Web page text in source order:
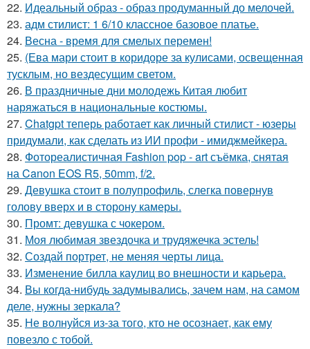
22. Идеальный образ - образ продуманный до мелочей.
23. адм стилист: 1 6/10 классное базовое платье.
24. Весна - время для смелых перемен!
25. (Ева мари стоит в коридоре за кулисами, освещенная
тусклым, но вездесущим светом.
26. В праздничные дни молодежь Китая любит
наряжаться в национальные костюмы.
27. Chatgpt теперь работает как личный стилист - юзеры
придумали, как сделать из ИИ профи - имиджмейкера.
28. Фотореалистичная Fashion pop - art съёмка, снятая
на Canon EOS R5, 50mm, f/2.
29. Девушка стоит в полупрофиль, слегка повернув
голову вверх и в сторону камеры.
30. Промт: девушка с чокером.
31. Моя любимая звездочка и трудяжечка эстель!
32. Создай портрет, не меняя черты лица.
33. Изменение билла каулиц во внешности и карьера.
34. Вы когда-нибудь задумывались, зачем нам, на самом
деле, нужны зеркала?
35. Не волнуйся из-за того, кто не осознает, как ему
повезло с тобой.